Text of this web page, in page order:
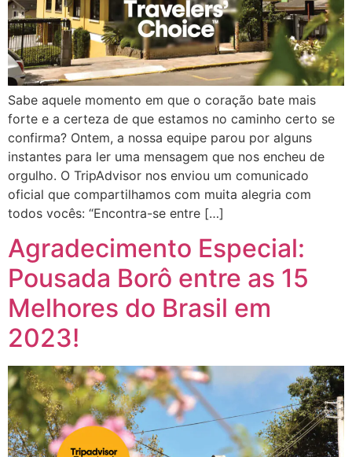
Sabe aquele momento em que o coração bate mais
forte e a certeza de que estamos no caminho certo se
confirma? Ontem, a nossa equipe parou por alguns
instantes para ler uma mensagem que nos encheu de
orgulho. O TripAdvisor nos enviou um comunicado
oficial que compartilhamos com muita alegria com
todos vocês: “Encontra-se entre […]
Agradecimento Especial:
Pousada Borô entre as 15
Melhores do Brasil em
2023!